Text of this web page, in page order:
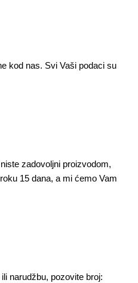
kod nas. Svi Vaši podaci su
zadovoljni proizvodom,
15 dana, a mi ćemo Vam
narudžbu, pozovite broj: